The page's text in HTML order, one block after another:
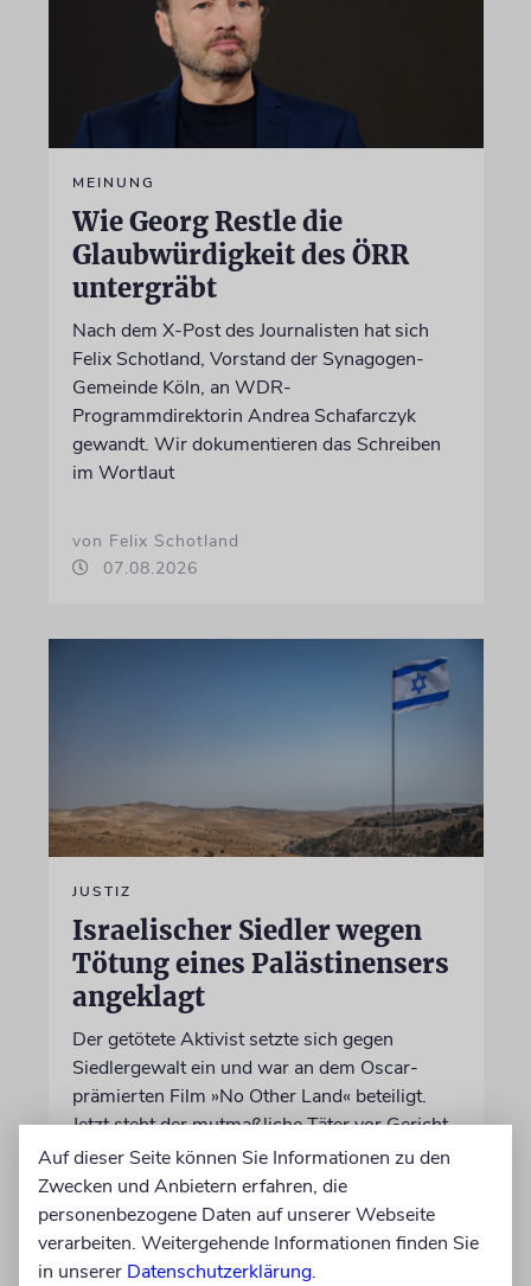
MEINUNG
Wie Georg Restle die
Glaubwürdigkeit des ÖRR
untergräbt
Nach dem X-Post des Journalisten hat sich
Felix Schotland, Vorstand der Synagogen-
Gemeinde Köln, an WDR-
Programmdirektorin Andrea Schafarczyk
gewandt. Wir dokumentieren das Schreiben
im Wortlaut
von Felix Schotland
07.08.2026
JUSTIZ
Israelischer Siedler wegen
Tötung eines Palästinensers
angeklagt
Der getötete Aktivist setzte sich gegen
Siedlergewalt ein und war an dem Oscar-
prämierten Film »No Other Land« beteiligt.
Jetzt steht der mutmaßliche Täter vor Gericht
07.08.2026
Auf dieser Seite können Sie Informationen zu den
Zwecken und Anbietern erfahren, die
personenbezogene Daten auf unserer Webseite
verarbeiten. Weitergehende Informationen finden Sie
in unserer Datenschutzerklärung.